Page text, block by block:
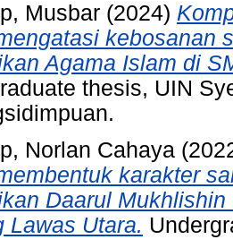
Musbar (2024)
kebosanan
Agama Islam di
thesis, UIN
Norlan Cahaya
karakter
Daarul
Lawas Utara.